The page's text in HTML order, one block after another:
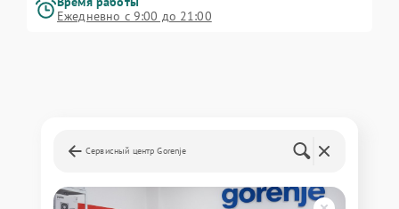
Ежедневно с 9:00 до 21:00
Сервисный центр Gorenje